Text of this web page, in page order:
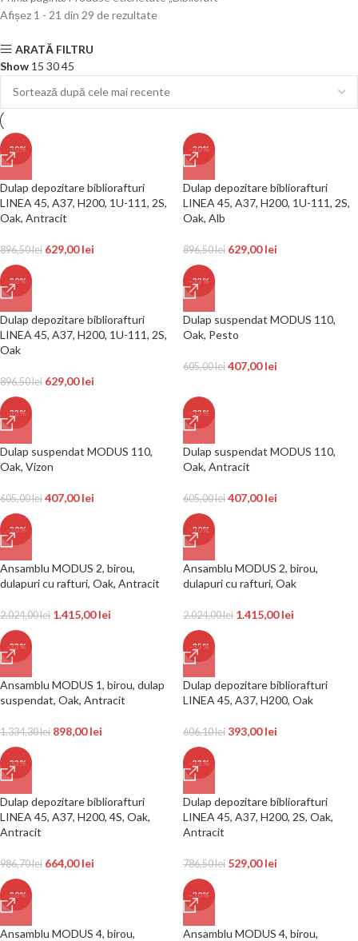
Afișez 1 - 21 din 29 de rezultate
ARATĂ FILTRU
Show 15 3045
-30%
Dulap depozitare bibliorafturi
LINEA 45, A37, H200, 1U-111, 2S,
Oak, Antracit
896,50lei 629,00lei
-30%
Dulap depozitare bibliorafturi
LINEA 45, A37, H200, 1U-111, 2S,
Oak, Alb
896,50lei 629,00lei
-30%
Dulap depozitare bibliorafturi
LINEA 45, A37, H200, 1U-111, 2S,
Oak
896,50lei 629,00lei
-33%
Dulap suspendat MODUS 110,
Oak, Pesto
605,00lei 407,00lei
-33%
Dulap suspendat MODUS 110,
Oak, Vizon
605,00lei 407,00lei
-33%
Dulap suspendat MODUS 110,
Oak, Antracit
605,00lei 407,00lei
-30%
Ansamblu MODUS 2, birou,
dulapuri cu rafturi, Oak, Antracit
2.024,00lei 1.415,00lei
-30%
Ansamblu MODUS 2, birou,
dulapuri cu rafturi, Oak
2.024,00lei 1.415,00lei
-33%
Ansamblu MODUS 1, birou, dulap
suspendat, Oak, Antracit
1.334,30lei 898,00lei
-35%
Dulap depozitare bibliorafturi
LINEA 45, A37, H200, Oak
606,10lei 393,00lei
-33%
Dulap depozitare bibliorafturi
LINEA 45, A37, H200, 4S, Oak,
Antracit
986,70lei 664,00lei
-33%
Dulap depozitare bibliorafturi
LINEA 45, A37, H200, 2S, Oak,
Antracit
786,50lei 529,00lei
-30%
Ansamblu MODUS 4, birou,
-30%
Ansamblu MODUS 4, birou,